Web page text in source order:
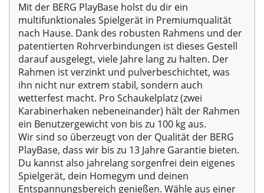
Mit der BERG PlayBase holst du dir ein
multifunktionales Spielgerät in Premiumqualität
nach Hause. Dank des robusten Rahmens und der
patentierten Rohrverbindungen ist dieses Gestell
darauf ausgelegt, viele Jahre lang zu halten. Der
Rahmen ist verzinkt und pulverbeschichtet, was
ihn nicht nur extrem stabil, sondern auch
wetterfest macht. Pro Schaukelplatz (zwei
Karabinerhaken nebeneinander) hält der Rahmen
ein Benutzergewicht von bis zu 100 kg aus.
Wir sind so überzeugt von der Qualität der BERG
PlayBase, dass wir bis zu 13 Jahre Garantie bieten.
Du kannst also jahrelang sorgenfrei dein eigenes
Spielgerät, dein Homegym und deinen
Entspannungsbereich genießen. Wähle aus einer